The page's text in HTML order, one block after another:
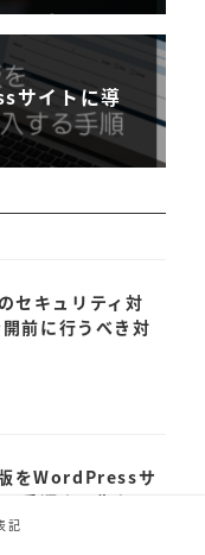
サイトに導
セキュリティ対
前に行うべき対
をWordPressサ
る手順│画像を用
説
記